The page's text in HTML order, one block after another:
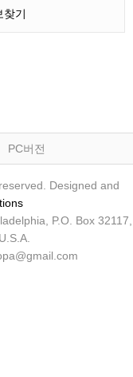
찾기
PC버전
Designed and
P.O. Box 32117,